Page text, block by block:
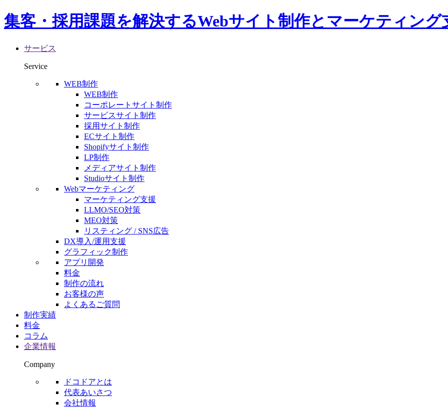
集客・採用課題を解決するWebサイト制作とマーケティング
サービス
Service
WEB制作
WEB制作
コーポレートサイト制作
サービスサイト制作
採用サイト制作
ECサイト制作
Shopifyサイト制作
LP制作
メディアサイト制作
Studioサイト制作
Webマーケティング
マーケティング支援
LLMO/SEO対策
MEO対策
リスティング / SNS広告
DX導入/運用支援
グラフィック制作
アプリ開発
料金
制作の流れ
お客様の声
よくあるご質問
制作実績
料金
コラム
企業情報
Company
ドコドアとは
代表あいさつ
会社情報